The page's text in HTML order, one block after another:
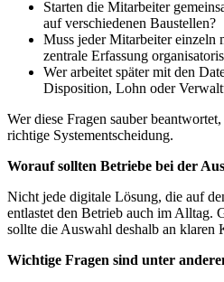
Starten die Mitarbeiter
auf verschiedenen Baustellen?
Muss jeder Mitarbeiter einzeln
zentrale Erfassung
Wer arbeitet später mit den
Disposition, Lohn oder
Wer diese Fragen sauber
richtige Systementscheidung.
Worauf sollten Betriebe bei der
Nicht jede digitale Lösung, die auf
entlastet den Betrieb auch im Alltag.
sollte die Auswahl deshalb an klaren
Wichtige Fragen sind unter